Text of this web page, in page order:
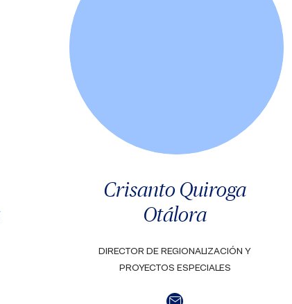
Crisanto Quiroga
Otálora
DIRECTOR DE REGIONALIZACIÓN Y
PROYECTOS ESPECIALES